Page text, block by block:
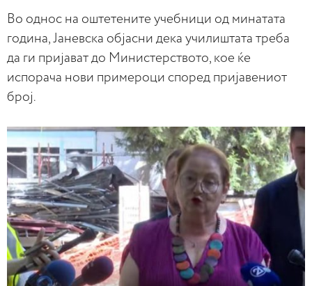
Во однос на оштетените учебници од минатата
година, Јаневска објасни дека училиштата треба
да ги пријават до Министерството, кое ќе
испорача нови примероци според пријавениот
број.